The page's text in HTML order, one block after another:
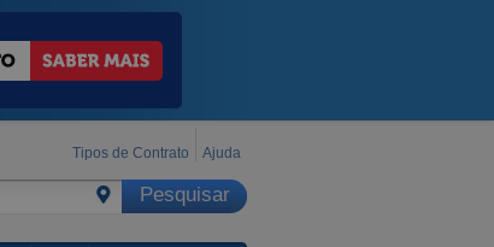
Tipos de Contrato Ajuda